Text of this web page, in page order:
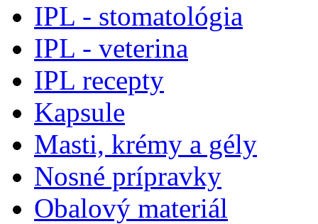
IPL - stomatológia
IPL - veterina
IPL recepty
Kapsule
Masti, krémy a gély
Nosné prípravky
Obalový materiál